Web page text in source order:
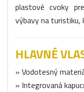
plastové cvoky
výbavy na turistiku,
HLAVNÉ
» Vodotesný
» Integrovaná